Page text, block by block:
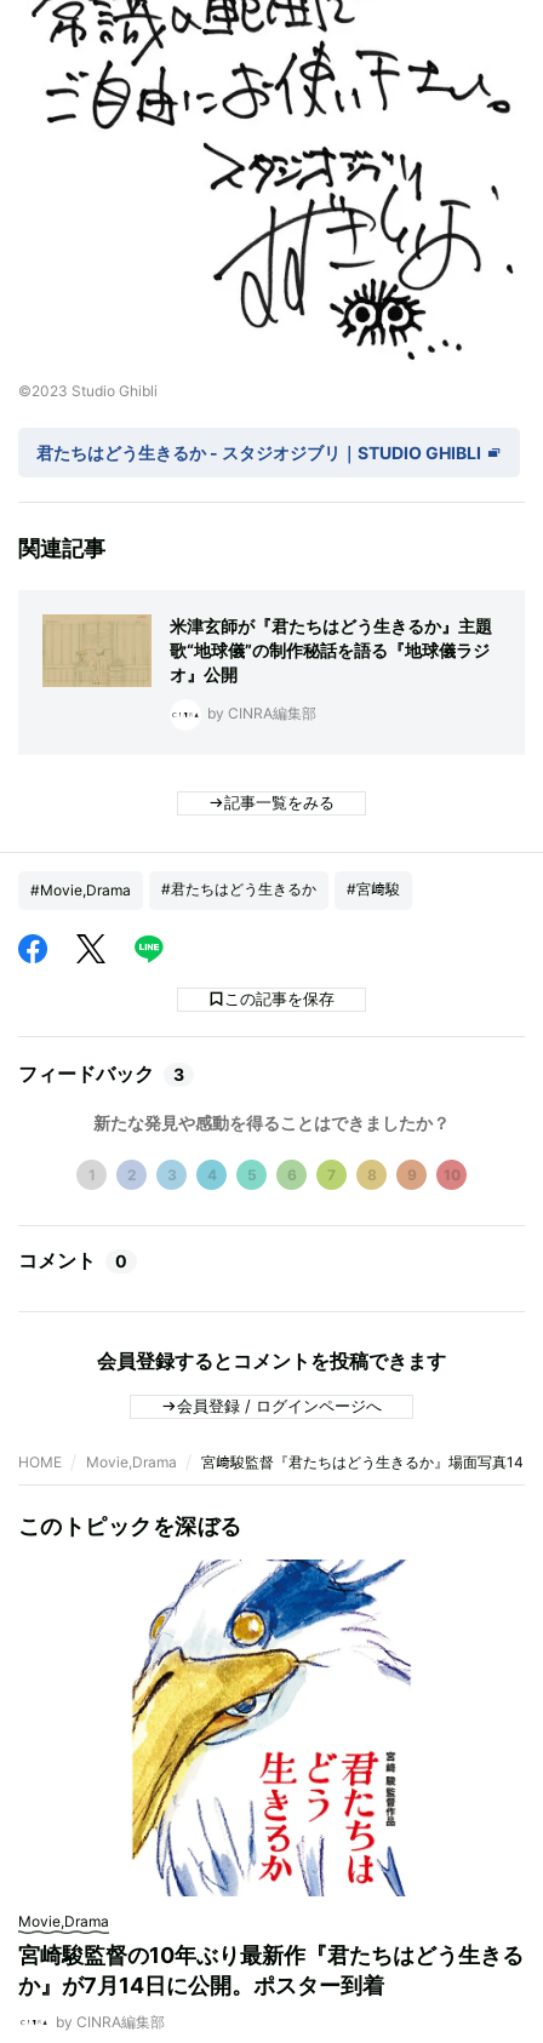
©2023 Studio Ghibli
君たちはどう生きるか - スタジオジブリ｜STUDIO GHIBLI
関連記事
米津玄師が『君たちはどう生きるか』主題
歌“地球儀”の制作秘話を語る『地球儀ラジ
オ』公開
by CINRA編集部
記事一覧をみる
#Movie,Drama #君たちはどう生きるか #宮﨑駿
この記事を保存
フィードバック 3
新たな発見や感動を得ることはできましたか？
1 2 3 4 5 6 7 8 9 10
コメント 0
会員登録するとコメントを投稿できます
会員登録 / ログインページへ
HOME Movie,Drama 宮﨑駿監督『君たちはどう生きるか』場面写真14
このトピックを深ぼる
Movie,Drama
宮崎駿監督の10年ぶり最新作『君たちはどう生きる
か』が7月14日に公開。ポスター到着
by CINRA編集部